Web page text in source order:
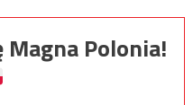
Polonia!